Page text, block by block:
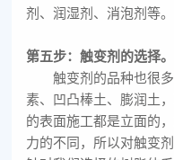
剂、润湿剂、消泡剂等。
第五步：触变剂的选择。
触变剂的品种也很多
素、凹凸棒土、膨润土
的表面施工都是立面的
力的不同，所以对触变